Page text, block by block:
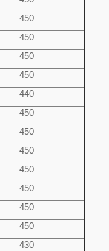
450
450
450
450
440
450
450
450
450
450
450
450
430